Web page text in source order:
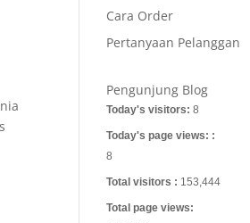
Cara Order
Pertanyaan Pelanggan
Pengunjung Blog
Today's visitors:8
Today's page views: :
8
Total visitors : 153,444
Total page views: